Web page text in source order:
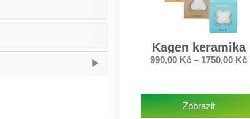
Kagen keramika
990,00 Kč – 1750,00 Kč
Zobrazit